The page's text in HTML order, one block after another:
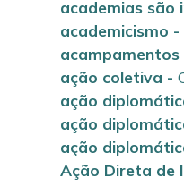
academias são
academicismo -
ação coletiva -
ação
ação
ação
Ação Direta de